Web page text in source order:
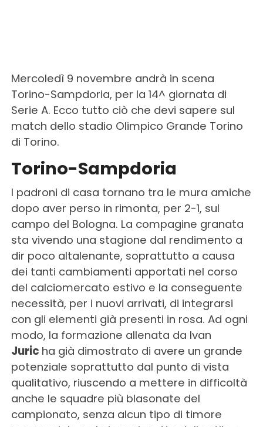
Mercoledì 9 novembre andrà in scena
Torino-Sampdoria, per la 14^ giornata di
Serie A. Ecco tutto ciò che devi sapere sul
match dello stadio Olimpico Grande Torino
di Torino.
Torino-Sampdoria
I padroni di casa tornano tra le mura amiche
dopo aver perso in rimonta, per 2-1, sul
campo del Bologna. La compagine granata
sta vivendo una stagione dal rendimento a
dir poco altalenante, soprattutto a causa
dei tanti cambiamenti apportati nel corso
del calciomercato estivo e la conseguente
necessità, per i nuovi arrivati, di integrarsi
con gli elementi già presenti in rosa. Ad ogni
modo, la formazione allenata da Ivan
Juric ha già dimostrato di avere un grande
potenziale soprattutto dal punto di vista
qualitativo, riuscendo a mettere in difficoltà
anche le squadre più blasonate del
campionato, senza alcun tipo di timore